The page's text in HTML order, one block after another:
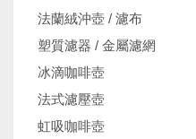
法蘭絨沖壺 / 濾布
塑質濾器 / 金屬濾網
冰滴咖啡壺
法式濾壓壺
虹吸咖啡壺